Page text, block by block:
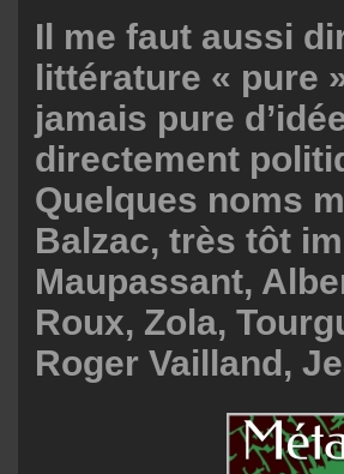
Il me faut aussi
littérature « pure
jamais pure
directement
Quelques noms
Balzac, très tôt
Maupassant,
Roux, Zola,
Roger Vailland,